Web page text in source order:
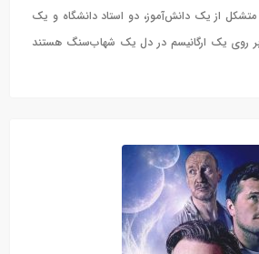
از یک دانش‌آموز، دو استاد دانشگاه و یک
بر روی یک ارگانیسم در دل یک شهاب‌سنگ هستند